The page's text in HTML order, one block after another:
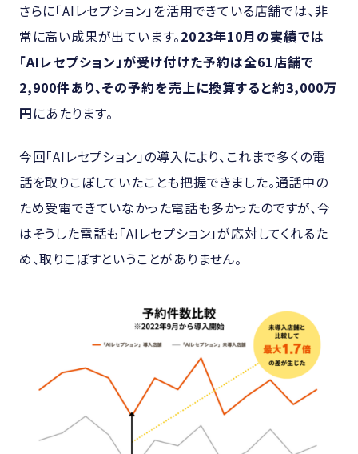
さらに「AIレセプション」を活用できている店舗では、非
常に高い成果が出ています。2023年10月の実績では
「AIレセプション」が受け付けた予約は全61店舗で
2,900件あり、その予約を売上に換算すると約3,000万
円にあたります。
今回「AIレセプション」の導入により、これまで多くの電
話を取りこぼしていたことも把握できました。通話中の
ため受電できていなかった電話も多かったのですが、今
はそうした電話も「AIレセプション」が応対してくれるた
め、取りこぼすということがありません。